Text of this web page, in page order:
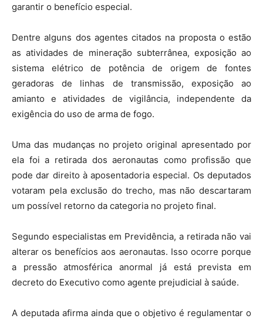
garantir o benefício especial.
Dentre alguns dos agentes citados na proposta o estão
as atividades de mineração subterrânea, exposição ao
sistema elétrico de potência de origem de fontes
geradoras de linhas de transmissão, exposição ao
amianto e atividades de vigilância, independente da
exigência do uso de arma de fogo.
Uma das mudanças no projeto original apresentado por
ela foi a retirada dos aeronautas como profissão que
pode dar direito à aposentadoria especial. Os deputados
votaram pela exclusão do trecho, mas não descartaram
um possível retorno da categoria no projeto final.
Segundo especialistas em Previdência, a retirada não vai
alterar os benefícios aos aeronautas. Isso ocorre porque
a pressão atmosférica anormal já está prevista em
decreto do Executivo como agente prejudicial à saúde.
A deputada afirma ainda que o objetivo é regulamentar o